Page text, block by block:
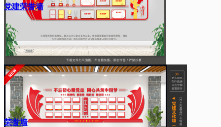
党建荣誉墙
荣誉墙